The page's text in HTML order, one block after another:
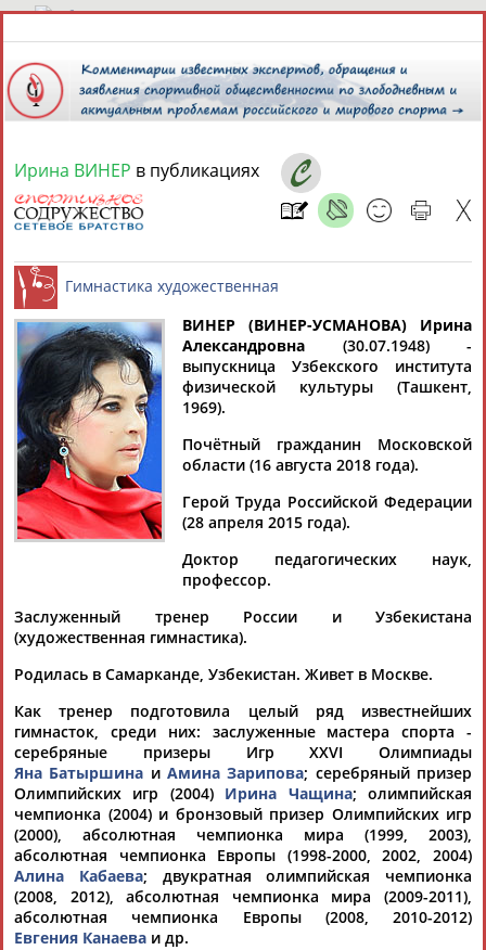
9 августа 2026 года,19:58
Найдено: 13181 Расширенный поиск
Аслаудин
АБАЕВ
Елена
АБАИМОВА
Мария
АБАКУМОВА
Юлия
АБАЛАКИНА
Дмитрий
АБАРЕНОВ
Тамилла
АБАСОВА
АБАЧАРАЕВ
АБАШИДЗЕ
Флюра
АББАТЕ-
Татьяна
АББЯСОВА
Акжана
АБДИКАРИМОВА
Артур
Ирина ВИНЕР в публикациях
Гимнастика художественная
ВИНЕР (ВИНЕР-УСМАНОВА) Ирина
Александровна (30.07.1948) -
выпускница Узбекского института
физической культуры (Ташкент,
1969).
Почётный гражданин Московской
области (16 августа 2018 года).
Герой Труда Российской Федерации
(28 апреля 2015 года).
Доктор педагогических наук,
профессор.
Заслуженный тренер России и Узбекистана
(художественная гимнастика).
Родилась в Самарканде, Узбекистан. Живет в Москве.
Как тренер подготовила целый ряд известнейших
гимнасток, среди них: заслуженные мастера спорта -
серебряные призеры Игр XXVI Олимпиады
Яна Батыршина иАмина Зарипова; серебряный призер
Олимпийских игр (2004) Ирина Чащина; олимпийская
чемпионка (2004) и бронзовый призер Олимпийских игр
(2000), абсолютная чемпионка мира (1999, 2003),
абсолютная чемпионка Европы (1998-2000, 2002, 2004)
Алина Кабаева; двукратная олимпийская чемпионка
(2008, 2012), абсолютная чемпионка мира (2009-2011),
абсолютная чемпионка Европы (2008, 2010-2012)
Евгения Канаева и др.